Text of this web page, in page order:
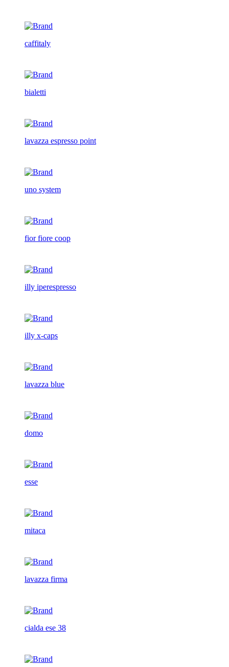
caffitaly
bialetti
lavazza espresso point
uno system
fior fiore coop
illy iperespresso
illy x-caps
lavazza blue
domo
esse
mitaca
lavazza firma
cialda ese 38